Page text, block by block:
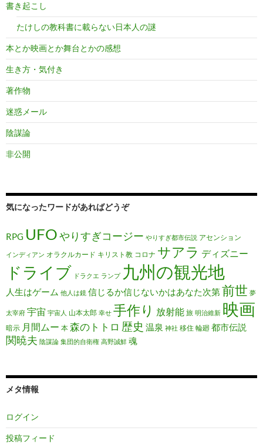
書き起こし
たけしの教科書に載らない日本人の謎
本とか映画とか舞台とかの感想
生き方・気付き
著作物
迷惑メール
陰謀論
非公開
気になったワードがあればどうぞ
RPG UFOやりすぎコージー やりすぎ都市伝説 アセンション
インディアン オラクルカード キリスト教 コロナ サアラ ディズニー
ドライブ ドラクエ ランプ 九州の観光地
人生はゲーム 他人は鏡 信じるか信じないかはあなた次第前世 夢
太宰府 宇宙 宇宙人 山本太郎 幸せ 手作り 放射能 旅 明治維新 映画
暗示 月間ムー 本 森のトトロ 歴史 温泉 神社 移住 輪廻 都市伝説
関暁夫 陰謀論 集団的自衛権 高野誠鮮 魂
メタ情報
ログイン
投稿フィード